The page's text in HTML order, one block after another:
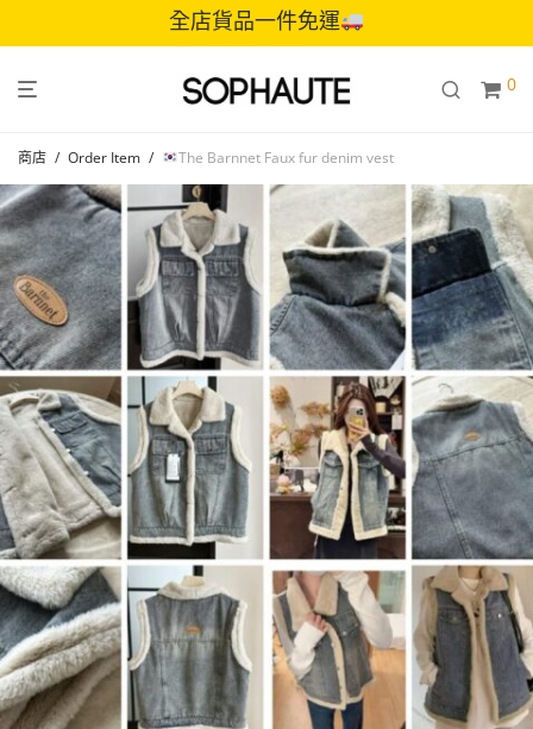
全店貨品一件免運
0
商店 / Order Item / The Barnnet Faux fur denim vest